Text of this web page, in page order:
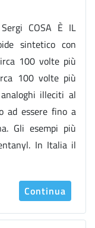
COSA È IL
sintetico con
100 volte più
100 volte più
illeciti al
ad essere fino a
Gli esempi più
In Italia il
Continua